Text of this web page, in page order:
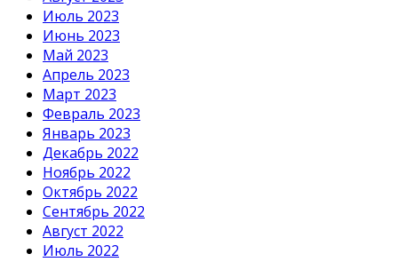
Июль 2023
Июнь 2023
Май 2023
Апрель 2023
Март 2023
Февраль 2023
Январь 2023
Декабрь 2022
Ноябрь 2022
Октябрь 2022
Сентябрь 2022
Август 2022
Июль 2022